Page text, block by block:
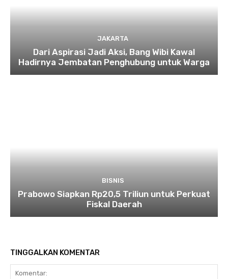
JAKARTA
Dari Aspirasi Jadi Aksi, Bang Wibi Kawal
Hadirnya Jembatan Penghubung untuk Warga
BISNIS
Prabowo Siapkan Rp20,5 Triliun untuk Perkuat
Fiskal Daerah
TINGGALKAN KOMENTAR